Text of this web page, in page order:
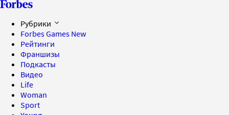
Рубрики
Forbes Games New
Рейтинги
Франшизы
Подкасты
Видео
Life
Woman
Sport